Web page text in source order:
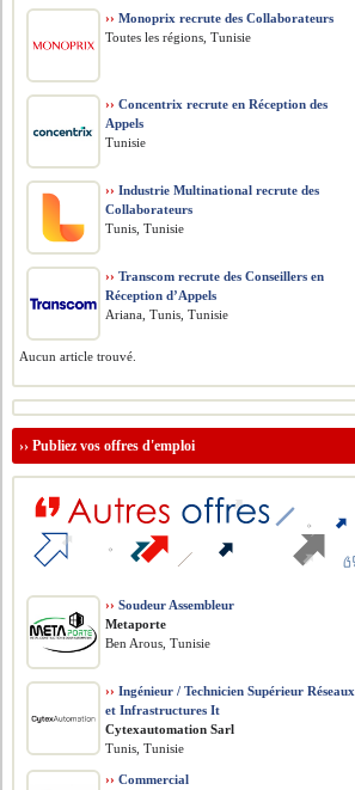
›› Monoprix recrute des Collaborateurs
Toutes les régions, Tunisie
›› Concentrix recrute en Réception des
Appels
Tunisie
›› Industrie Multinational recrute des
Collaborateurs
Tunis, Tunisie
›› Transcom recrute des Conseillers en
Réception d’Appels
Ariana, Tunis, Tunisie
Aucun article trouvé.
››Publiez vos offres d'emploi
›› Soudeur Assembleur
Metaporte
Ben Arous, Tunisie
›› Ingénieur / Technicien Supérieur Réseaux
et Infrastructures It
Cytexautomation Sarl
Tunis, Tunisie
›› Commercial